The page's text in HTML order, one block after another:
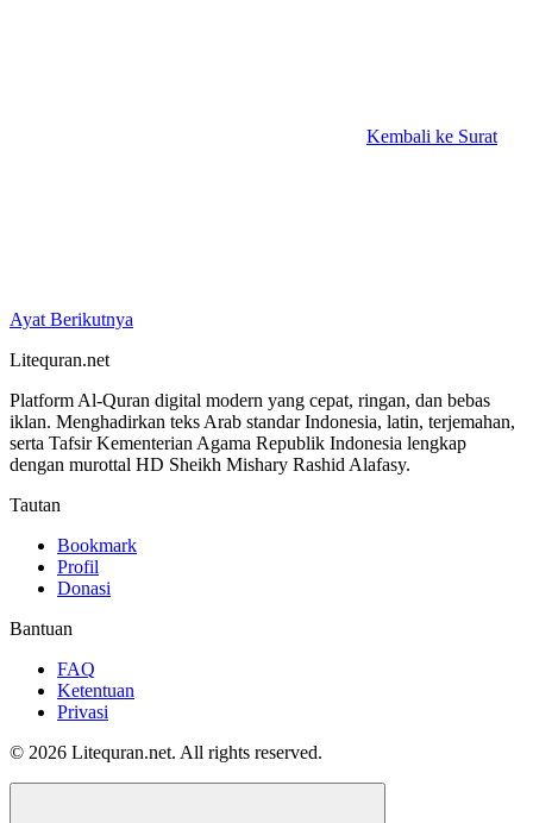
Kembali ke Surat
Ayat Berikutnya
Litequran.net
Platform Al-Quran digital modern yang cepat, ringan, dan bebas
iklan. Menghadirkan teks Arab standar Indonesia, latin, terjemahan,
serta Tafsir Kementerian Agama Republik Indonesia lengkap
dengan murottal HD Sheikh Mishary Rashid Alafasy.
Tautan
Bookmark
Profil
Donasi
Bantuan
FAQ
Ketentuan
Privasi
© 2026 Litequran.net. All rights reserved.